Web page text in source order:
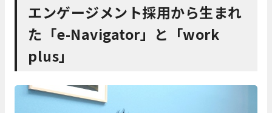
エンゲージメント採用から生まれ
た「e-Navigator」と「work
plus」